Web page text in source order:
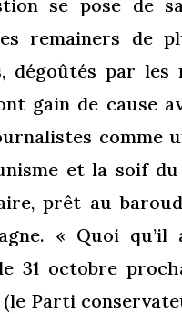
se pose de
remainers de
dégoûtés par les
gain de cause
comme
et la soif
prêt au baroud
« Quoi qu’il
31 octobre
Parti